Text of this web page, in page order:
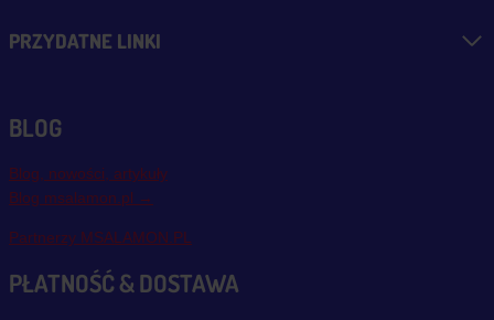
PRZYDATNE LINKI
BLOG
Blog, nowości, artykuły
Blog msalamon.pl →
Partnerzy MSALAMON.PL
PŁATNOŚĆ & DOSTAWA